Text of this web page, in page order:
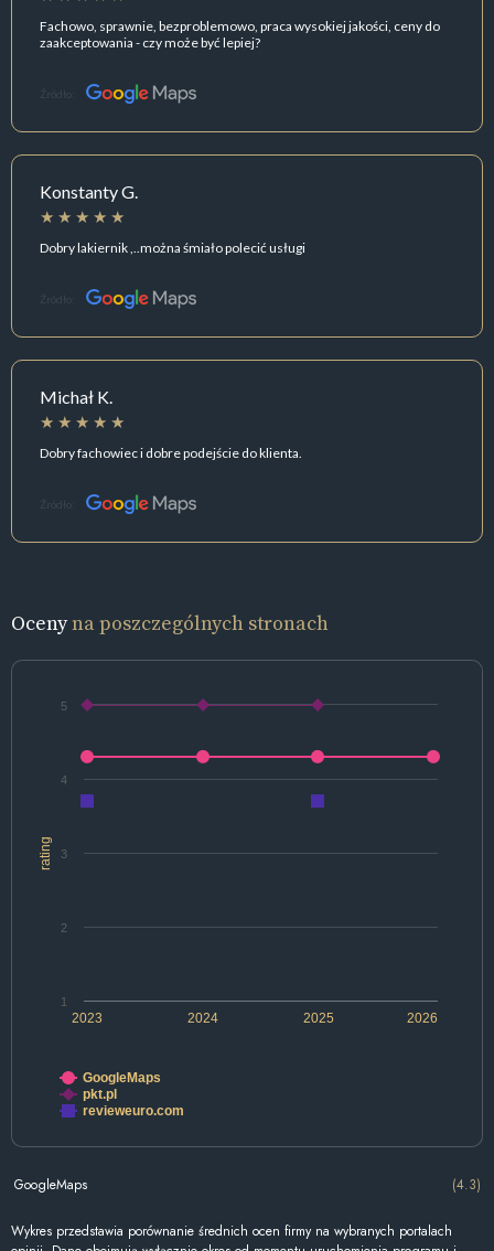
Fachowo, sprawnie, bezproblemowo, praca wysokiej jakości, ceny do
zaakceptowania - czy może być lepiej?
Źródło:
Konstanty G.
Dobry lakiernik ,..można śmiało polecić usługi
Źródło:
Michał K.
Dobry fachowiec i dobre podejście do klienta.
Źródło:
Ocenyna poszczególnych stronach
rating
2024 2026
2023 2025
1
2
3
4
5
GoogleMaps
pkt.pl
revieweuro.com
GoogleMaps (4.3)
Wykres przedstawia porównanie średnich ocen firmy na wybranych portalach